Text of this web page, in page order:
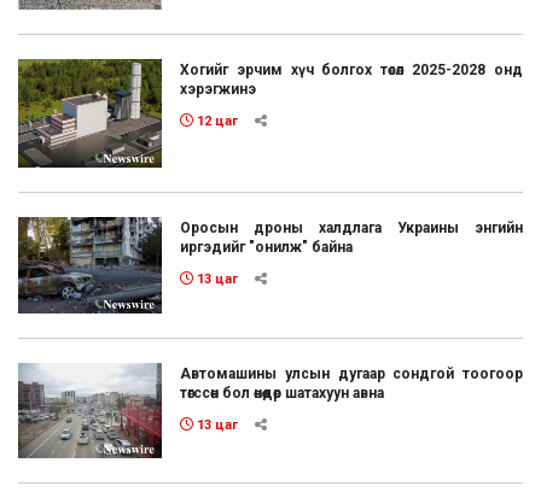
Хогийг эрчим хүч болгох төсөл 2025-2028 онд
хэрэгжинэ
12 цаг
Оросын дроны халдлага Украины энгийн
иргэдийг "онилж" байна
13 цаг
Автомашины улсын дугаар сондгой тоогоор
төгссөн бол өнөөдөр шатахуун авна
13 цаг